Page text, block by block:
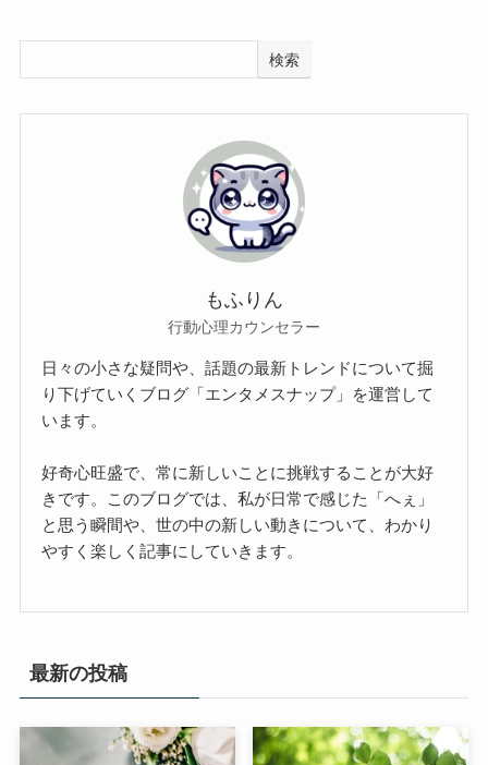
検索
もふりん
行動心理カウンセラー
日々の小さな疑問や、話題の最新トレンドについて掘
り下げていくブログ「エンタメスナップ」を運営して
います。
好奇心旺盛で、常に新しいことに挑戦することが大好
きです。このブログでは、私が日常で感じた「へぇ」
と思う瞬間や、世の中の新しい動きについて、わかり
やすく楽しく記事にしていきます。
最新の投稿